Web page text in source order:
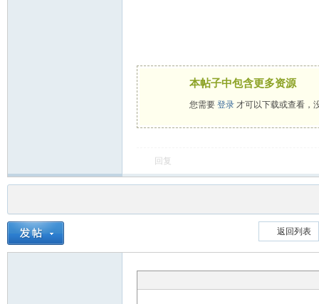
本帖子中包含更多资源
您需要 登录才可以下载或查看，
回复
返回列表